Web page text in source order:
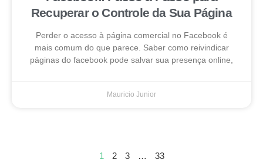
Recuperar o Controle da Sua Página
Perder o acesso à página comercial no Facebook é
mais comum do que parece. Saber como reivindicar
páginas do facebook pode salvar sua presença online,
Mauricio Junior
1 2 3 … 33